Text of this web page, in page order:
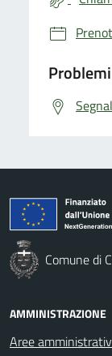
Comune di
AMMINISTRAZIONE
Aree